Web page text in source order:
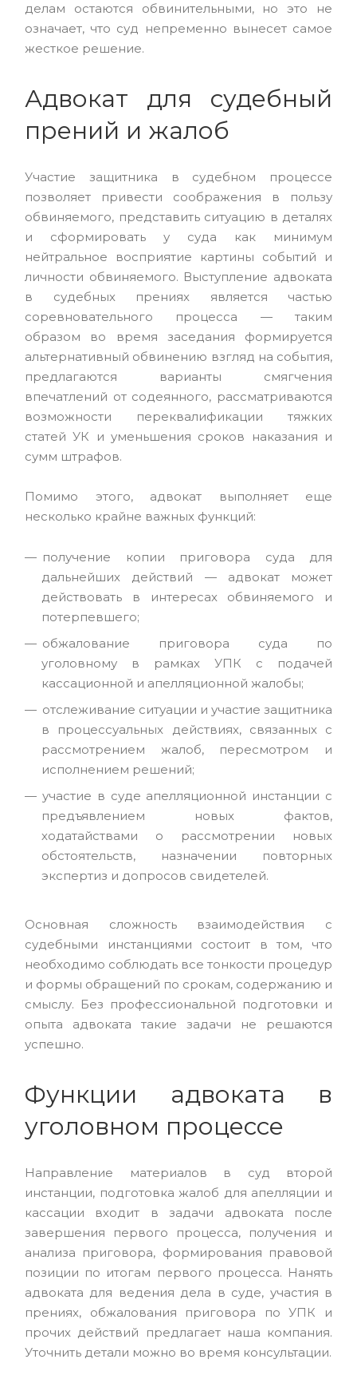
делам остаются обвинительными, но это не
означает, что суд непременно вынесет самое
жесткое решение.
Адвокат для судебный
прений и жалоб
Участие защитника в судебном процессе
позволяет привести соображения в пользу
обвиняемого, представить ситуацию в деталях
и сформировать у суда как минимум
нейтральное восприятие картины событий и
личности обвиняемого. Выступление адвоката
в судебных прениях является частью
соревновательного процесса — таким
образом во время заседания формируется
альтернативный обвинению взгляд на события,
предлагаются варианты смягчения
впечатлений от содеянного, рассматриваются
возможности переквалификации тяжких
статей УК и уменьшения сроков наказания и
сумм штрафов.
Помимо этого, адвокат выполняет еще
несколько крайне важных функций:
получение копии приговора суда для
дальнейших действий — адвокат может
действовать в интересах обвиняемого и
потерпевшего;
обжалование приговора суда по
уголовному в рамках УПК с подачей
кассационной и апелляционной жалобы;
отслеживание ситуации и участие защитника
в процессуальных действиях, связанных с
рассмотрением жалоб, пересмотром и
исполнением решений;
участие в суде апелляционной инстанции с
предъявлением новых фактов,
ходатайствами о рассмотрении новых
обстоятельств, назначении повторных
экспертиз и допросов свидетелей.
Основная сложность взаимодействия с
судебными инстанциями состоит в том, что
необходимо соблюдать все тонкости процедур
и формы обращений по срокам, содержанию и
смыслу. Без профессиональной подготовки и
опыта адвоката такие задачи не решаются
успешно.
Функции адвоката в
уголовном процессе
Направление материалов в суд второй
инстанции, подготовка жалоб для апелляции и
кассации входит в задачи адвоката после
завершения первого процесса, получения и
анализа приговора, формирования правовой
позиции по итогам первого процесса. Нанять
адвоката для ведения дела в суде, участия в
прениях, обжалования приговора по УПК и
прочих действий предлагает наша компания.
Уточнить детали можно во время консультации.